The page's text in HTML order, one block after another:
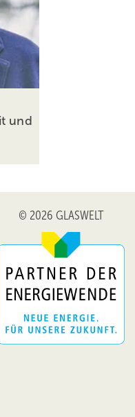
und
© 2026 GLASWELT